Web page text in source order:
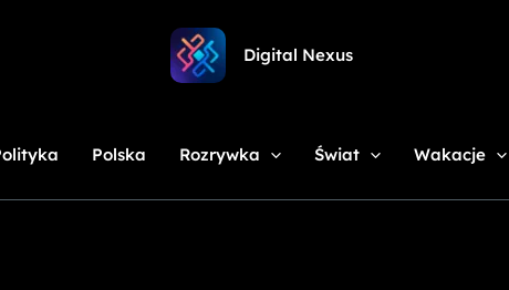
Digital Nexus
Polska Rozrywka Świat Wakacje